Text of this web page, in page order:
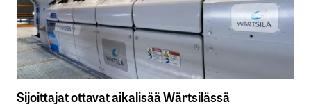
Sijoittajat ottavat aikalisää Wärtsilässä